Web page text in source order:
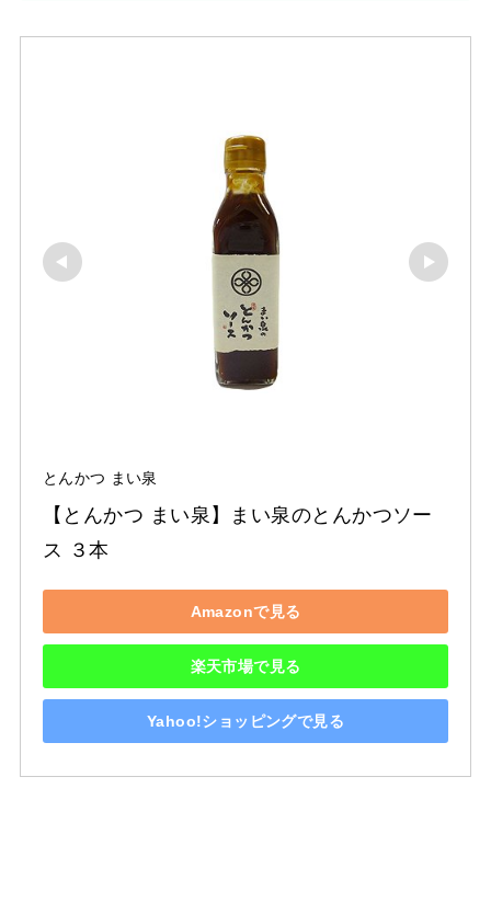
とんかつ まい泉
【とんかつ まい泉】まい泉のとんかつソー
ス ３本
Amazonで見る
楽天市場で見る
Yahoo!ショッピングで見る